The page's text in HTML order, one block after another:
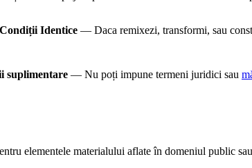
Identice — Daca remixezi, transformi, sau
suplimentare — Nu poți impune termeni juridici sau
elementele materialului aflate în domeniul public